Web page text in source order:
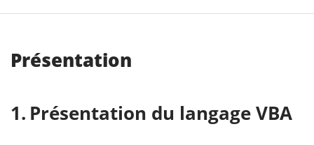
Présentation
Présentation du langage VBA